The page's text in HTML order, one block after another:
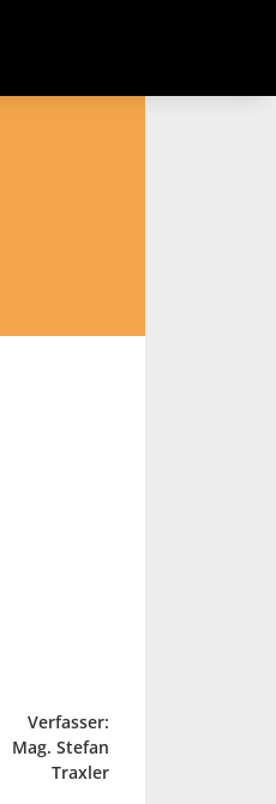
Verfasser:
Mag. Stefan
Traxler